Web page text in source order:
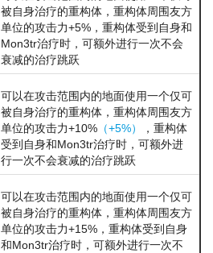
被自身治疗的重构体，重构体周围友方
单位的攻击力+5%，重构体受到自身和
Mon3tr治疗时，可额外进行一次不会
衰减的治疗跳跃
可以在攻击范围内的地面使用一个仅可
被自身治疗的重构体，重构体周围友方
单位的攻击力+10% （+5%）
，重构体
受到自身和Mon3tr治疗时，可额外进
行一次不会衰减的治疗跳跃
可以在攻击范围内的地面使用一个仅可
被自身治疗的重构体，重构体周围友方
单位的攻击力+15%，重构体受到自身
和Mon3tr治疗时，可额外进行一次不